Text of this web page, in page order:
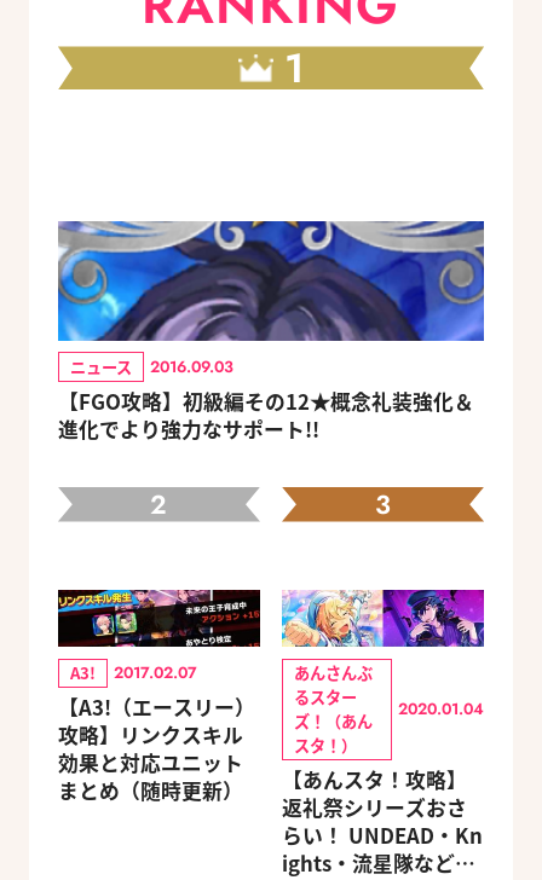
1
ニュース 2016.09.03
【FGO攻略】初級編その12★概念礼装強化＆
進化でより強力なサポート!!
2
A3! 2017.02.07
【A3!（エースリー）
攻略】リンクスキル
効果と対応ユニット
まとめ（随時更新）
3
あんさんぶ
るスター
ズ！（あん
スタ！）
2020.01.04
【あんスタ！攻略】
返礼祭シリーズおさ
らい！ UNDEAD・Kn
ights・流星隊など、